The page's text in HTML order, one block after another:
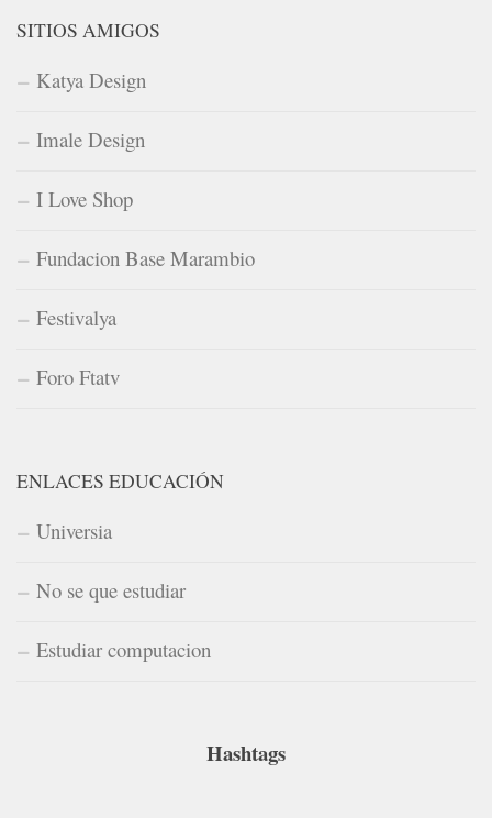
SITIOS AMIGOS
Katya Design
Imale Design
I Love Shop
Fundacion Base Marambio
Festivalya
Foro Ftatv
ENLACES EDUCACIÓN
Universia
No se que estudiar
Estudiar computacion
Hashtags